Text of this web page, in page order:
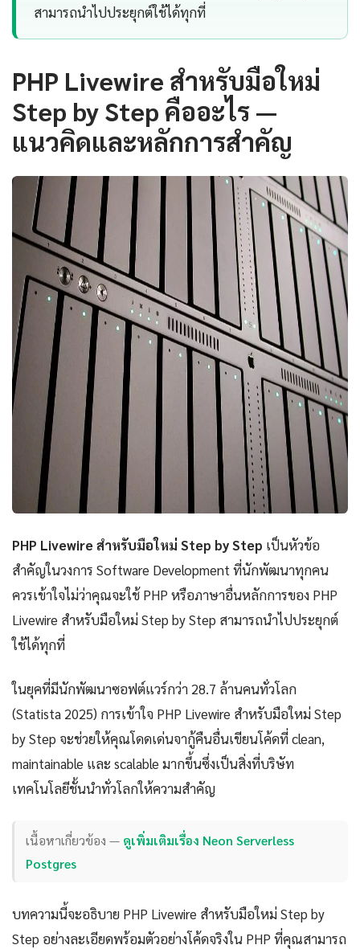
สามารถนำไปประยุกต์ใช้ได้ทุกที่
PHP Livewire สำหรับมือใหม่
Step by Step คืออะไร —
แนวคิดและหลักการสำคัญ
PHP Livewire สำหรับมือใหม่ Step by Step เป็นหัวข้อ
สำคัญในวงการ Software Development ที่นักพัฒนาทุกคน
ควรเข้าใจไม่ว่าคุณจะใช้ PHP หรือภาษาอื่นหลักการของ PHP
Livewire สำหรับมือใหม่ Step by Step สามารถนำไปประยุกต์
ใช้ได้ทุกที่
ในยุคที่มีนักพัฒนาซอฟต์แวร์กว่า 28.7 ล้านคนทั่วโลก
(Statista 2025) การเข้าใจ PHP Livewire สำหรับมือใหม่ Step
by Step จะช่วยให้คุณโดดเด่นจากู้คืนอื่นเขียนโค้ดที่ clean,
maintainable และ scalable มากขึ้นซึ่งเป็นสิ่งที่บริษัท
เทคโนโลยีชั้นนำทั่วโลกให้ความสำคัญ
เนื้อหาเกี่ยวข้อง — ดูเพิ่มเติมเรื่อง Neon Serverless
Postgres
บทความนี้จะอธิบาย PHP Livewire สำหรับมือใหม่ Step by
Step อย่างละเอียดพร้อมตัวอย่างโค้ดจริงใน PHP ที่คุณสามารถ